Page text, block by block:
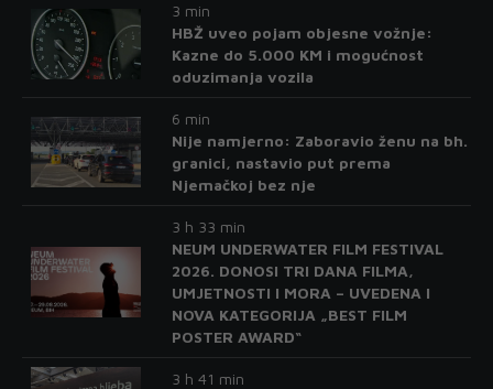
3 min
HBŽ uveo pojam objesne vožnje:
Kazne do 5.000 KM i mogućnost
oduzimanja vozila
6 min
Nije namjerno: Zaboravio ženu na bh.
granici, nastavio put prema
Njemačkoj bez nje
3 h 33 min
NEUM UNDERWATER FILM FESTIVAL
2026. DONOSI TRI DANA FILMA,
UMJETNOSTI I MORA – UVEDENA I
NOVA KATEGORIJA „BEST FILM
POSTER AWARD“
3 h 41 min